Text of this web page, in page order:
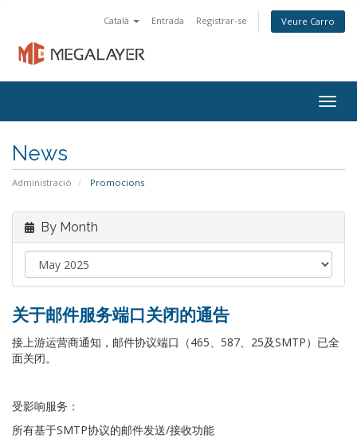
Català Entrada Registrar-se Veure Carro
News
Administració Promocions
By Month
关于邮件服务端口关闭的通告
接上游运营商通知，邮件协议端口（465、587、25及SMTP）已全
面关闭。
受影响服务：
所有基于SMTP协议的邮件发送/接收功能